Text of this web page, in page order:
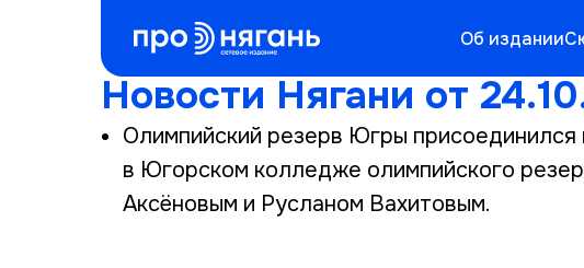
Об издании
Новости Нягани от
Олимпийский резерв Югры
в Югорском колледже олимпийского
Аксёновым и Русланом Вахитовым.